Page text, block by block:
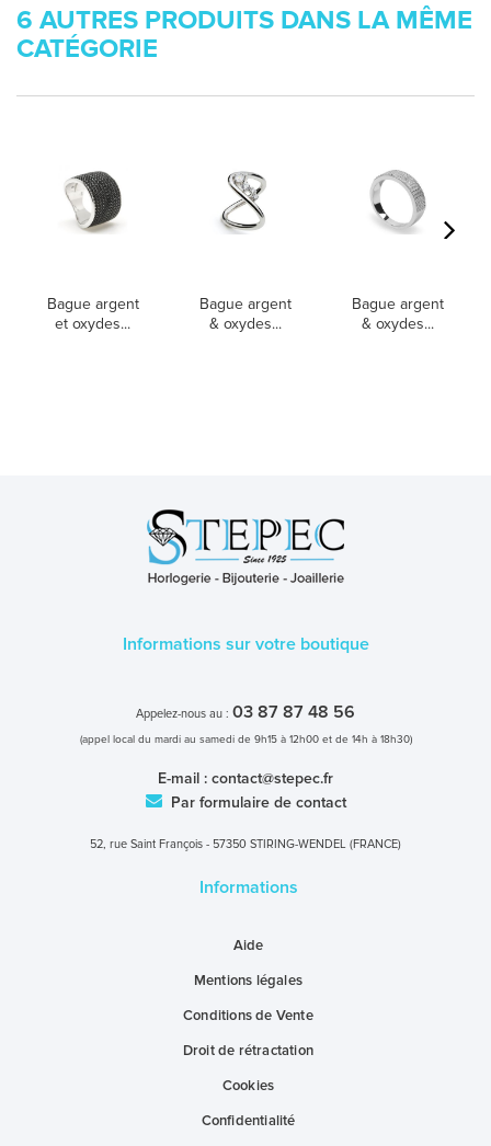
6 AUTRES PRODUITS DANS LA MÊME
CATÉGORIE
Bague argent
et oxydes...
Bague argent
& oxydes...
Bague argent
& oxydes...
Informations sur votre boutique
Appelez-nous au : 03 87 87 48 56
(appel local du mardi au samedi de 9h15 à 12h00 et de 14h à 18h30)
E-mail : contact@stepec.fr
Par formulaire de contact
52, rue Saint François - 57350 STIRING-WENDEL (FRANCE)
Informations
Aide
Mentions légales
Conditions de Vente
Droit de rétractation
Cookies
Confidentialité